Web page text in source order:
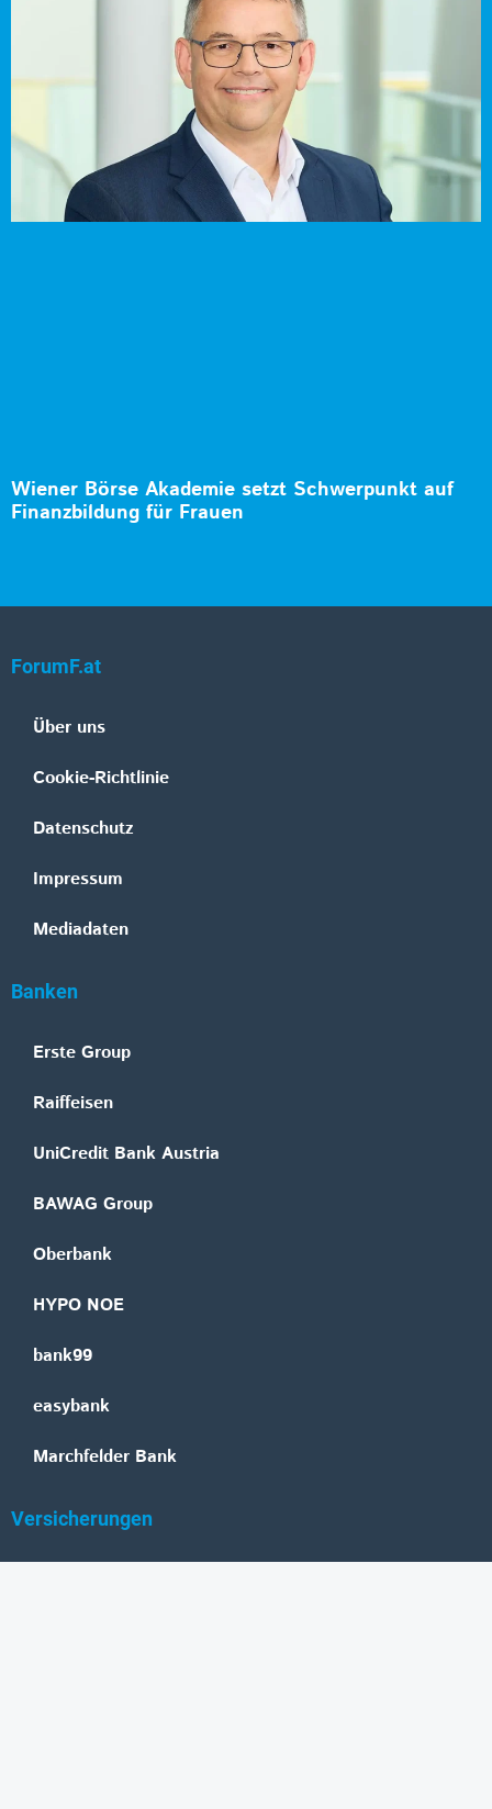
Wiener Börse Akademie setzt Schwerpunkt auf
Finanzbildung für Frauen
ForumF.at
Über uns
Cookie-Richtlinie
Datenschutz
Impressum
Mediadaten
Banken
Erste Group
Raiffeisen
UniCredit Bank Austria
BAWAG Group
Oberbank
HYPO NOE
bank99
easybank
Marchfelder Bank
Versicherungen